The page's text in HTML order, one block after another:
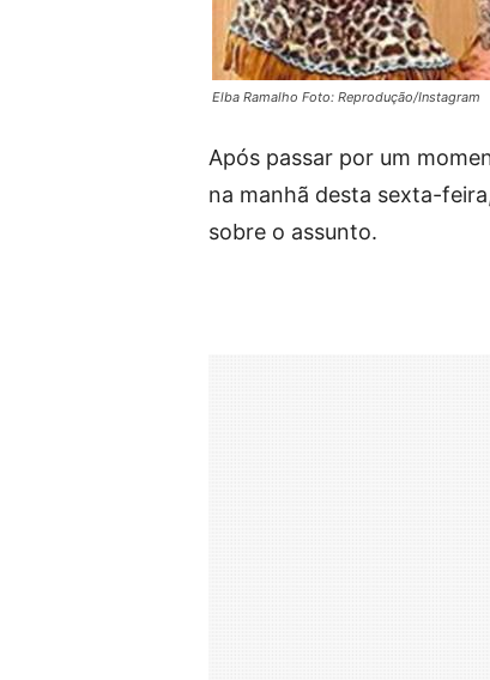
Elba Ramalho Foto: Reprodução/Instagram
Após passar por um
na manhã desta sexta-
sobre o assunto.